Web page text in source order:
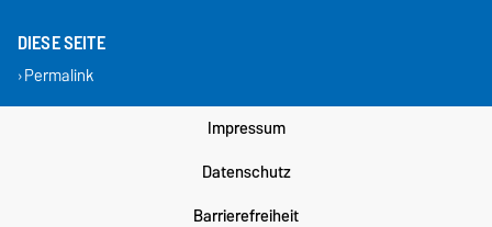
DIESE SEITE
Permalink
Impressum
Datenschutz
Barrierefreiheit